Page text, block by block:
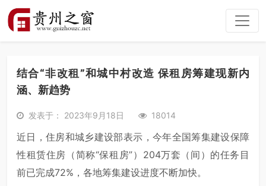
结合“非改租”和城中村改造 保租房筹建现新内
涵、新趋势
发表于： 2023年9月18日 18014
近日，住房和城乡建设部表示，今年全国筹集建设保障
性租赁住房（简称“保租房”）204万套（间）的任务目
前已完成72%，各地筹集建设进度不断加快。